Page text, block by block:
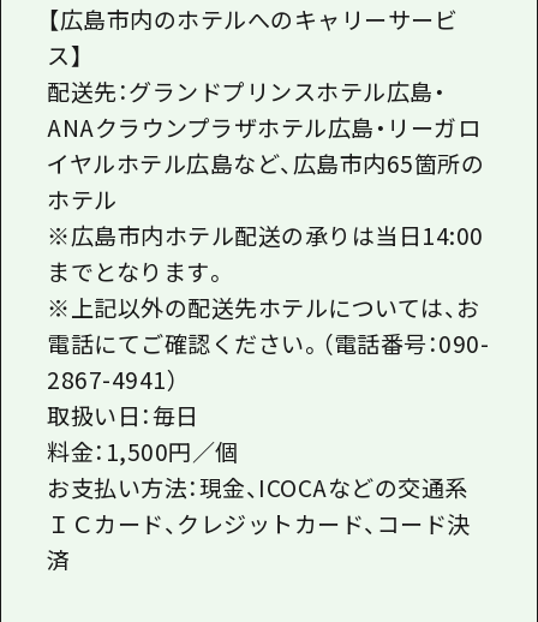
【広島市内のホテルへのキャリーサービ
ス】
配送先：グランドプリンスホテル広島・
ANAクラウンプラザホテル広島・リーガロ
イヤルホテル広島など、広島市内65箇所の
ホテル
※広島市内ホテル配送の承りは当日14:00
までとなります。
※上記以外の配送先ホテルについては、お
電話にてご確認ください。（電話番号：090-
2867-4941）
取扱い日：毎日
料金：1,500円／個
お支払い方法：現金、ICOCAなどの交通系
ＩＣカード、クレジットカード、コード決
済